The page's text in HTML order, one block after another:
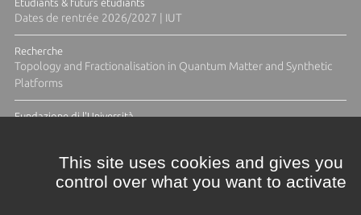
Etudiants & futurs étudiants
Dates de rentrée 2026/2027 | IUT
Recherche
Topology and Fractionalisation in Quantum Matter and Synthetic
Platforms
Fundazione di l'Università
This site uses cookies and gives you
control over what you want to activate